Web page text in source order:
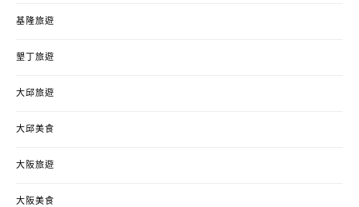
基隆旅遊
墾丁旅遊
大邱旅遊
大邱美食
大阪旅遊
大阪美食